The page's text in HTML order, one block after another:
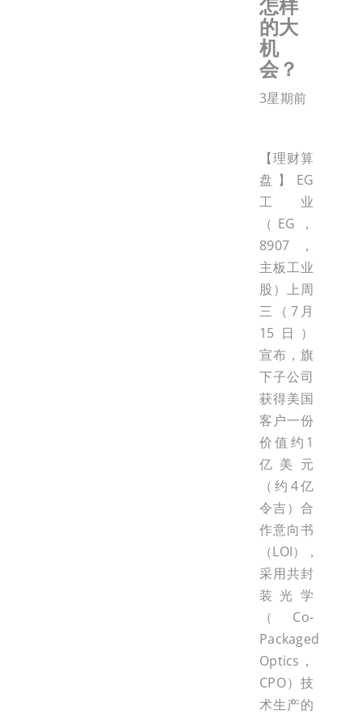
的大
机
会？
3星期前
【理财算
盘】EG
工业
（EG，
8907，
主板工业
股）上周
三（7月
15日）
宣布，旗
下子公司
获得美国
客户一份
价值约1
亿美元
（约4亿
令吉）合
作意向书
（LOI），
采用共封
装光学
（Co-
Packaged
Optics，
CPO）技
术生产的